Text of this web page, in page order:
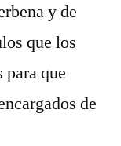
y de
que los
que
de